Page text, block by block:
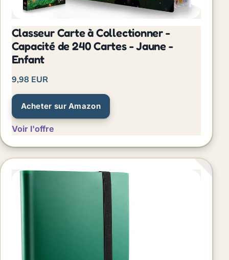
Classeur Carte à Collectionner -
Capacité de 240 Cartes - Jaune -
Enfant
9,98 EUR
Acheter sur Amazon
Voir l'offre